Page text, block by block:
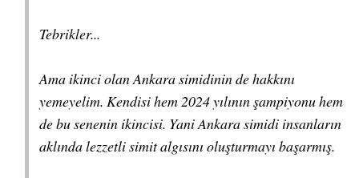
Tebrikler...
Ama ikinci olan Ankara simidinin de hakkını
yemeyelim. Kendisi hem 2024 yılının şampiyonu hem
de bu senenin ikincisi. Yani Ankara simidi insanların
aklında lezzetli simit algısını oluşturmayı başarmış.